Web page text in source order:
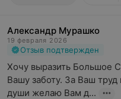
Александр Мурашко
19 февраля 2026
Отзыв подтвержден
Хочу выразить Большое
Вашу заботу. За Ваш
души желаю Вам д...